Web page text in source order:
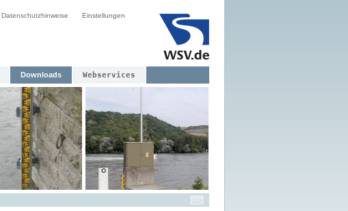
Datenschutzhinweise Einstellungen
Downloads Webservices